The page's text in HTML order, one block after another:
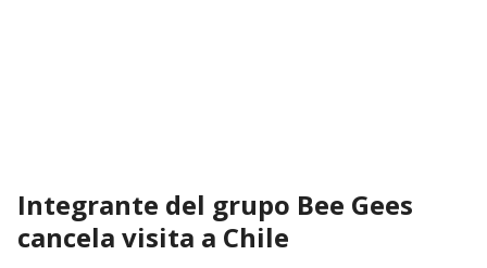
Integrante del grupo Bee Gees
cancela visita a Chile